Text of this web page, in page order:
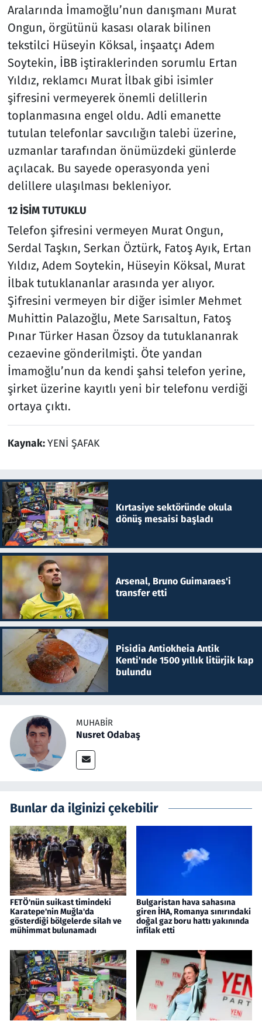
Aralarında İmamoğlu’nun danışmanı Murat
Ongun, örgütünü kasası olarak bilinen
tekstilci Hüseyin Köksal, inşaatçı Adem
Soytekin, İBB iştiraklerinden sorumlu Ertan
Yıldız, reklamcı Murat İlbak gibi isimler
şifresini vermeyerek önemli delillerin
toplanmasına engel oldu. Adli emanette
tutulan telefonlar savcılığın talebi üzerine,
uzmanlar tarafından önümüzdeki günlerde
açılacak. Bu sayede operasyonda yeni
delillere ulaşılması bekleniyor.
12 İSİM TUTUKLU
Telefon şifresini vermeyen Murat Ongun,
Serdal Taşkın, Serkan Öztürk, Fatoş Ayık, Ertan
Yıldız, Adem Soytekin, Hüseyin Köksal, Murat
İlbak tutuklananlar arasında yer alıyor.
Şifresini vermeyen bir diğer isimler Mehmet
Muhittin Palazoğlu, Mete Sarısaltun, Fatoş
Pınar Türker Hasan Özsoy da tutuklananrak
cezaevine gönderilmişti. Öte yandan
İmamoğlu’nun da kendi şahsi telefon yerine,
şirket üzerine kayıtlı yeni bir telefonu verdiği
ortaya çıktı.
Kaynak:YENİ ŞAFAK
Kırtasiye sektöründe okula
dönüş mesaisi başladı
Arsenal, Bruno Guimaraes'i
transfer etti
Pisidia Antiokheia Antik
Kenti'nde 1500 yıllık litürjik kap
bulundu
MUHABIR
Nusret Odabaş
Bunlar da ilginizi çekebilir
FETÖ'nün suikast timindeki
Karatepe'nin Muğla'da
gösterdiği bölgelerde silah ve
mühimmat bulunamadı
Bulgaristan hava sahasına
giren İHA, Romanya sınırındaki
doğal gaz boru hattı yakınında
infilak etti